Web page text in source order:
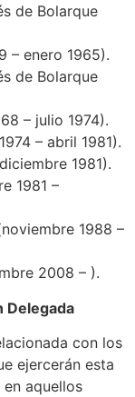
de Bolarque
– enero 1965).
de Bolarque
– julio 1974).
– abril 1981).
1981).
1981 –
1988 –
2008 – ).
Delegada
con los
ejercerán esta
aquellos